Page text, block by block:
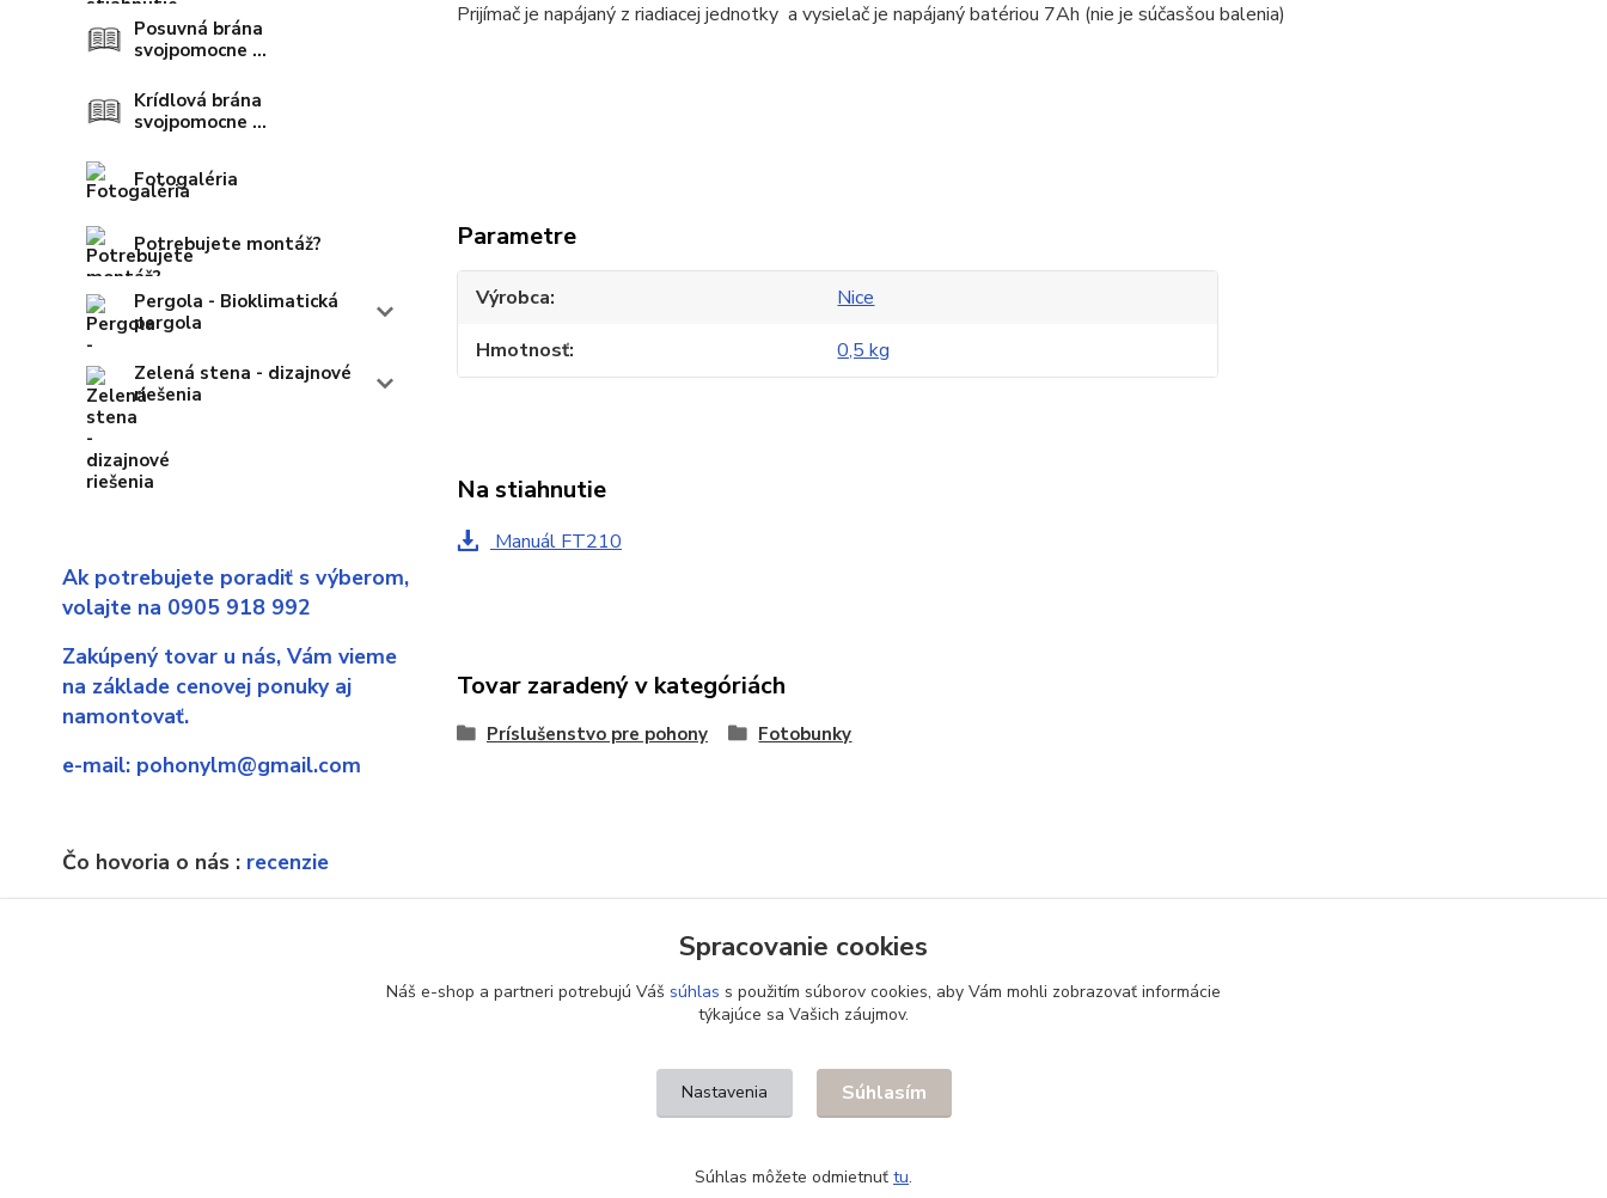
Posuvná brána
svojpomocne ...
Krídlová brána
svojpomocne ...
Fotogaléria
Potrebujete montáž?
Pergola - Bioklimatická
pergola
Zelená stena - dizajnové
riešenia
Ak potrebujete poradiť s výberom,
volajte na 0905 918 992
Zakúpený tovar u nás, Vám vieme
na základe cenovej ponuky aj
namontovať.
e-mail: pohonylm@gmail.com
Čo hovoria o nás : recenzie
Prijímač je napájaný z riadiacej jednotky a vysielač je napájaný batériou 7Ah (nie je súčasšou balenia)
Parametre
Výrobca
Nice
Hmotnosť
0,5 kg
Na stiahnutie
Manuál FT210
Tovar zaradený v kategóriách
Príslušenstvo pre pohony Fotobunky
Spracovanie cookies
Náš e-shop a partneri potrebujú Váš súhlas s použitím súborov cookies, aby Vám mohli zobrazovať informácie
týkajúce sa Vašich záujmov.
Nastavenia Súhlasím
Súhlas môžete odmietnuť tu.